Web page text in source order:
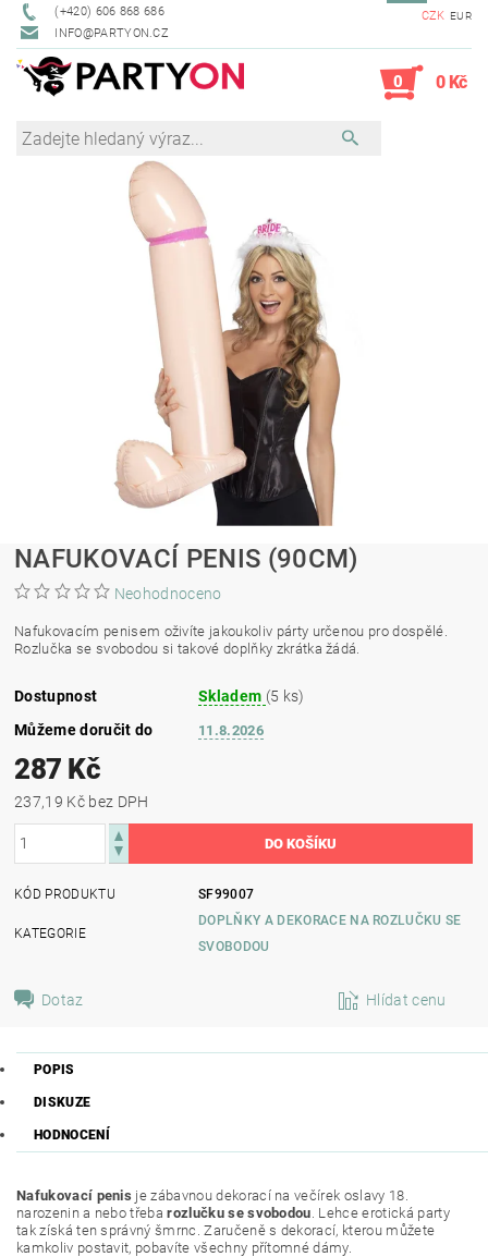
(+420) 606 868 686
INFO@PARTYON.CZ
CZK EUR
0 0 Kč
NAFUKOVACÍ PENIS (90CM)
Neohodnoceno
Nafukovacím penisem oživíte jakoukoliv párty určenou pro dospělé.
Rozlučka se svobodou si takové doplňky zkrátka žádá.
Dostupnost Skladem (5 ks)
Můžeme doručit do
11.8.2026
287 Kč
237,19 Kč bez DPH
KÓD PRODUKTU SF99007
KATEGORIE
DOPLŇKY A DEKORACE NA ROZLUČKU SE
SVOBODOU
Dotaz Hlídat cenu
POPIS
DISKUZE
HODNOCENÍ
Nafukovací penis je zábavnou dekorací na večírek oslavy 18.
narozenin a nebo třebarozlučku se svobodou. Lehce erotická party
tak získá ten správný šmrnc. Zaručeně s dekorací, kterou můžete
kamkoliv postavit, pobavíte všechny přítomné dámy.